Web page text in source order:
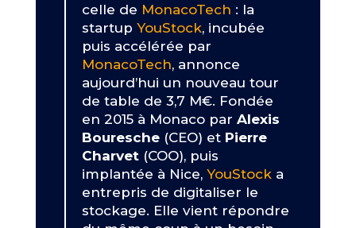
celle de MonacoTech : la
startup YouStock, incubée
puis accélérée par
MonacoTech, annonce
aujourd’hui un nouveau tour
de table de 3,7 M€. Fondée
en 2015 à Monaco par Alexis
Bouresche (CEO) et Pierre
Charvet (COO), puis
implantée à Nice, YouStocka
entrepris de digitaliser le
stockage. Elle vient répondre